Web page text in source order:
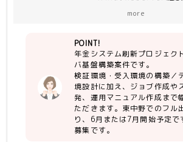
＜作業内容＞
SV基盤構築Gにて、検
境の構築作業・テストお
設計を実施
・PRIMERGY×20
・ESXi×20
・vCenter×1
・Windows Server ×6
スクリプト設計・製造・
バ基盤構築対応
more
POINT!
年金システム刷新プロジェク
バ基盤構築案件です。
検証環境・受入環境の構築／
境設計に加え、ジョブ作成や
発、運用マニュアル作成まで
ただきます。東中野でのフル
り、6月または7月開始予定で
募集です。